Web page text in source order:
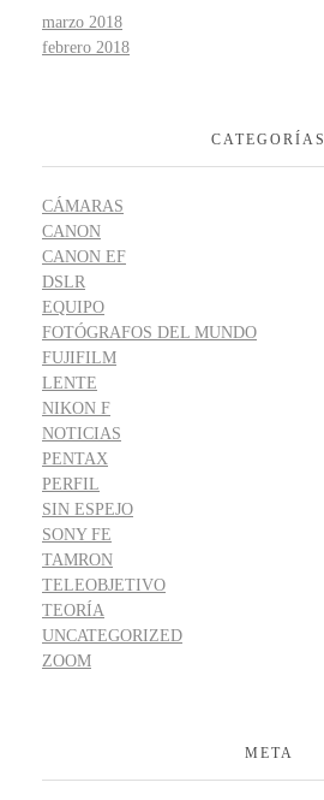
marzo 2018
febrero 2018
CATEGORÍAS
CÁMARAS
CANON
CANON EF
DSLR
EQUIPO
FOTÓGRAFOS DEL MUNDO
FUJIFILM
LENTE
NIKON F
NOTICIAS
PENTAX
PERFIL
SIN ESPEJO
SONY FE
TAMRON
TELEOBJETIVO
TEORÍA
UNCATEGORIZED
ZOOM
META